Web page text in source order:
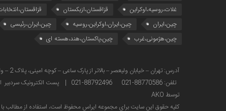
غلات،روسیه،اوکراین
قزاقستان،ازبکستان
چین،ایران
چین،ایران،اوکراین،روسیه چین،ایران،رئیسی
چین،هژمونی،غرب
چین،پاکستان،هند،هسته ای
تلفن: 88770586-021 88792496-021 | پست الکترونیک سردبیر ایراس : sardabir@iras.ir |
توسط AKO
كليه حقوق این سایت برای مجموعه ایراس محفوظ است، استفاده از مطالب با